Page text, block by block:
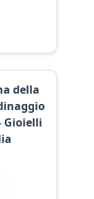
della
Gioielli